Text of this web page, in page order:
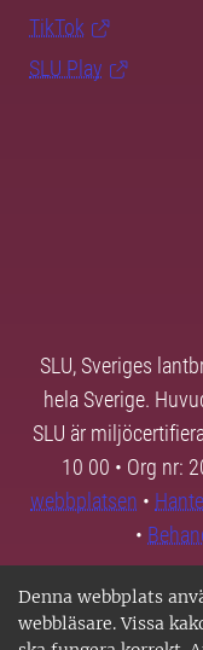
Denna webbplats
webbläsare. Vissa
TikTok
SLU Play
SLU, Sveriges
hela Sverige.
SLU är
10 00 • Org nr:
webbplatsen •
•